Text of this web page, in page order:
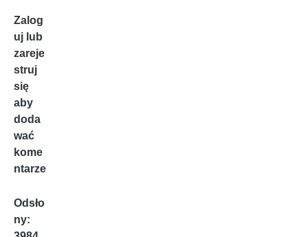
Zalog
uj lub
zareje
struj
się
aby
doda
wać
kome
ntarze
Odsło
ny: